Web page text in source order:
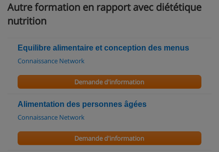
Autre formation en rapport avec diététique
nutrition
Equilibre alimentaire et conception des menus
Connaissance Network
Demande d'information
Alimentation des personnes âgées
Connaissance Network
Demande d'information